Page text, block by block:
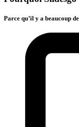
Parce qu’il y a beaucoup